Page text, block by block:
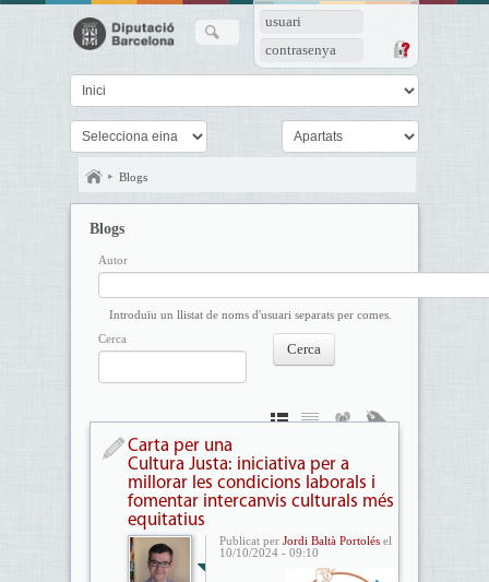
usuari
contrasenya
Blogs
Blogs
Autor
Introduïu un llistat de noms d'usuari separats per comes.
Cerca
Carta per una
Cultura Justa: iniciativa per a
millorar les condicions laborals i
fomentar intercanvis culturals més
equitatius
Publicat per Jordi Baltà Portolésel
10/10/2024 - 09:10